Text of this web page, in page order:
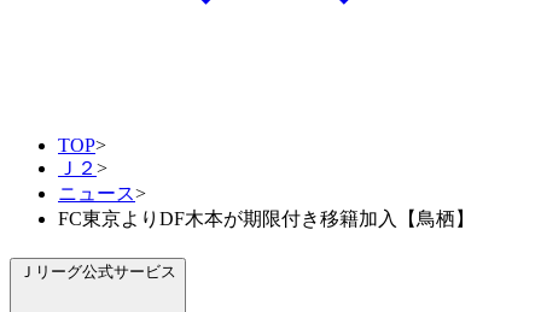
TOP>
Ｊ２ >
ニュース>
FC東京よりDF木本が期限付き移籍加入【鳥栖】
Ｊリーグ公式サービス